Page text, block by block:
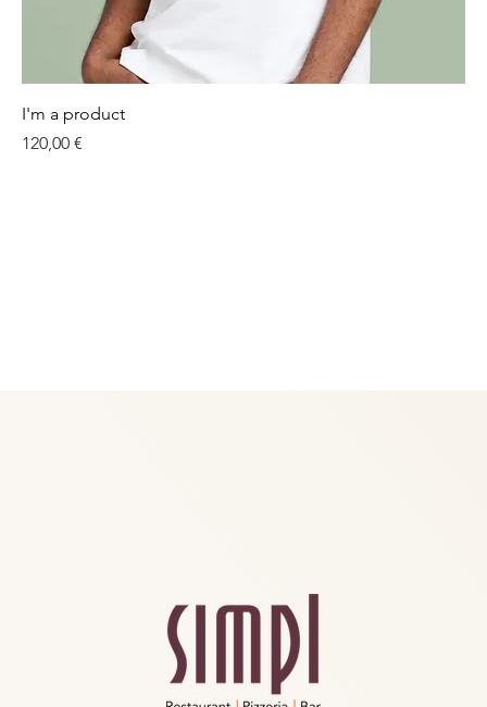
I'm a product
Preis
120,00 €